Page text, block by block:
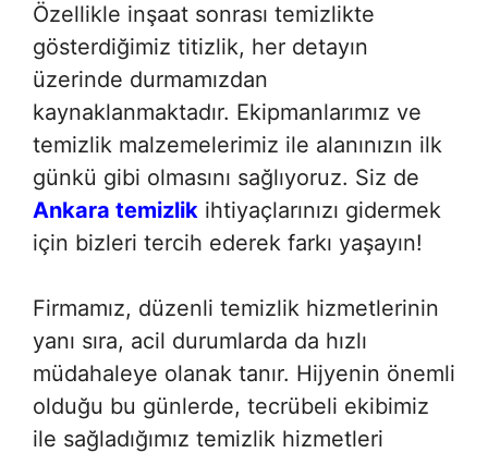
Özellikle inşaat sonrası temizlikte
gösterdiğimiz titizlik, her detayın
üzerinde durmamızdan
kaynaklanmaktadır. Ekipmanlarımız ve
temizlik malzemelerimiz ile alanınızın ilk
günkü gibi olmasını sağlıyoruz. Siz de
Ankara temizlik ihtiyaçlarınızı gidermek
için bizleri tercih ederek farkı yaşayın!
Firmamız, düzenli temizlik hizmetlerinin
yanı sıra, acil durumlarda da hızlı
müdahaleye olanak tanır. Hijyenin önemli
olduğu bu günlerde, tecrübeli ekibimiz
ile sağladığımız temizlik hizmetleri